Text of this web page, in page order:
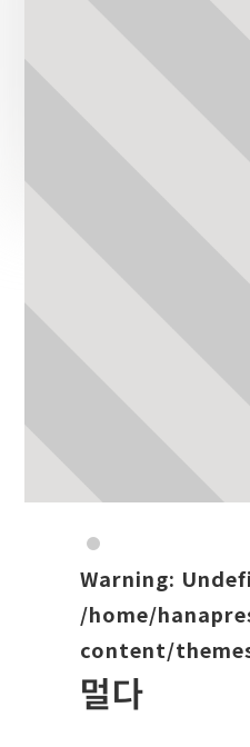
Warning:
/home/
content/
멀다